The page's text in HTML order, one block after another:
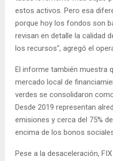
estos activos. Pero esa
porque hoy los fondos son
revisan en detalle la calidad
los recursos", agregó el
El informe también muestra
mercado local de
verdes se consolidaron
Desde 2019 representan
emisiones y cerca del 75%
encima de los bonos
Pese a la desaceleración,